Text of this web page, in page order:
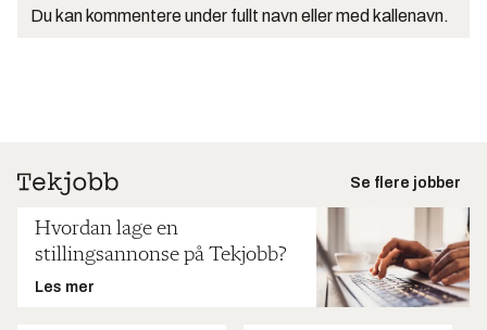
Du kan kommentere under fullt navn eller med kallenavn.
Se flere jobber
Hvordan lage en
stillingsannonse på Tekjobb?
Les mer